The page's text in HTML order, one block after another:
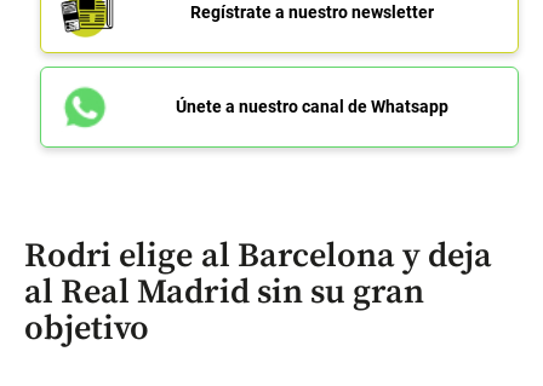
Regístrate a nuestro newsletter
Únete a nuestro canal de Whatsapp
Rodri elige al Barcelona y deja
al Real Madrid sin su gran
objetivo